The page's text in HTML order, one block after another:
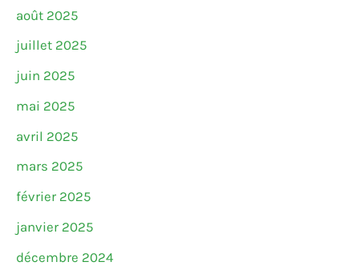
août 2025
juillet 2025
juin 2025
mai 2025
avril 2025
mars 2025
février 2025
janvier 2025
décembre 2024